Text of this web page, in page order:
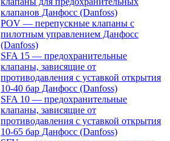
клапанов Данфосс (Danfoss)
POV — перепускные клапаны с
пилотным управлением Данфосс
(Danfoss)
SFA 15 — предохранительные
клапаны, зависящие от
противодавления с уставкой открытия
10-40 бар Данфосс (Danfoss)
SFA 10 — предохранительные
клапаны, зависящие от
противодавления с уставкой открытия
10-65 бар Данфосс (Danfoss)